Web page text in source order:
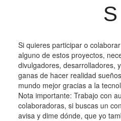
S
Si quieres participar o
alguno de estos proyectos,
divulgadores, desarrolladores,
ganas de hacer realidad
mundo mejor gracias a la
Nota importante: Trabajo con
colaboradoras, si buscas un
avisa y dime dónde, que yo